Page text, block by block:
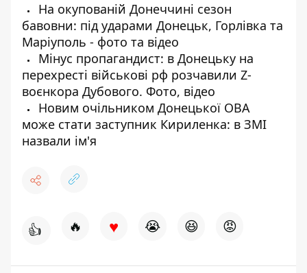
На окупованій Донеччині сезон
бавовни: під ударами Донецьк, Горлівка та
Маріуполь - фото та відео
Мінус пропагандист: в Донецьку на
перехресті військові рф розчавили Z-
воєнкора Дубового. Фото, відео
Новим очільником Донецької ОВА
може стати заступник Кириленка: в ЗМІ
назвали ім'я
👍 🔥 ♥ 😭 😆 😡